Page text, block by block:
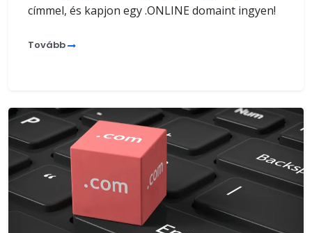
címmel, és kapjon egy .ONLINE domaint ingyen!
Tovább